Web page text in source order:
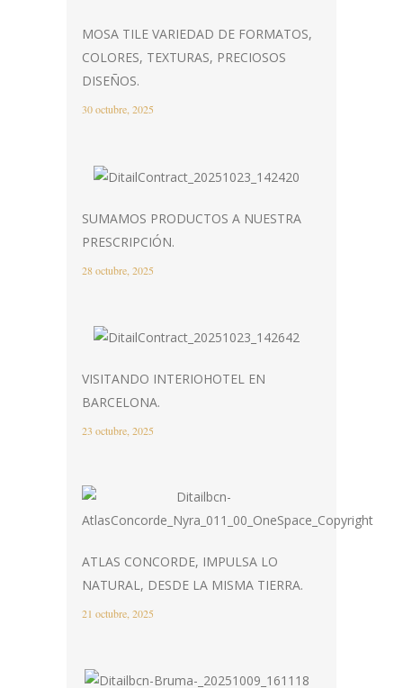
MOSA TILE VARIEDAD DE FORMATOS,
COLORES, TEXTURAS, PRECIOSOS
DISEÑOS.
30 octubre, 2025
SUMAMOS PRODUCTOS A NUESTRA
PRESCRIPCIÓN.
28 octubre, 2025
VISITANDO INTERIOHOTEL EN
BARCELONA.
23 octubre, 2025
ATLAS CONCORDE, IMPULSA LO
NATURAL, DESDE LA MISMA TIERRA.
21 octubre, 2025